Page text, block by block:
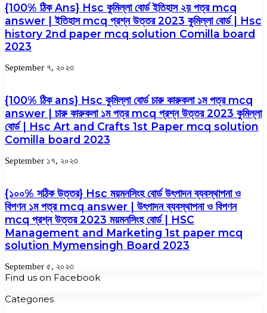
{100% ঠিক Ans} Hsc কুমিল্লা বোর্ড ইতিহাস ২য় পত্র mcq
answer | ইতিহাস mcq প্রশ্ন উত্তর 2023 কুমিল্লা বোর্ড | Hsc
history 2nd paper mcq solution Comilla board
2023
September ৭, ২০২৩
{100% ঠিক ans} Hsc কুমিল্লা বোর্ড চারু কারুকলা ১ম পত্র mcq
answer | চারু কারুকলা ১ম পত্র mcq প্রশ্ন উত্তর 2023 কুমিল্লা
বোর্ড | Hsc Art and Crafts 1st Paper mcq solution
Comilla board 2023
September ১৭, ২০২৩
{১০০% সঠিক উত্তর} Hsc ময়মনসিংহ বোর্ড উৎপাদন ব্যবস্থাপনা ও
বিপণন ১ম পত্র mcq answer | উৎপাদন ব্যবস্থাপনা ও বিপণন
mcq প্রশ্ন উত্তর 2023 ময়মনসিংহ বোর্ড | HSC
Management and Marketing 1st paper mcq
solution Mymensingh Board 2023
September ৫, ২০২৩
Find us on Facebook
Categories